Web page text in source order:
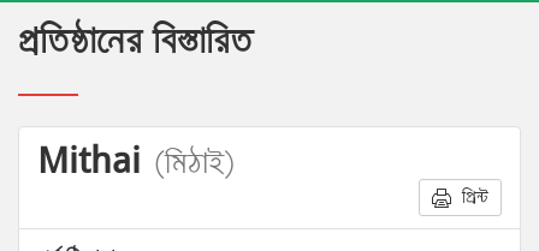
প্রতিষ্ঠানের বিস্তারিত
Mithai (মিঠাই)
প্রিন্ট